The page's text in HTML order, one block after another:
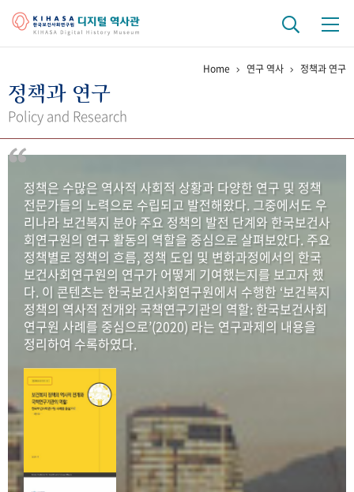
걸어온 길 기관 변천사
연구 역사
정책과 연구 키워드로 보는 연구 역사
연구자들
간행물 변천사
기록물 아카이브
사진 아카이브 문서 기록물 행정박물 영상 기록물
50+1주년 기념
성과 50선 숫자로 보는 50년
세계와 함께 한 KIHASA
VR 역사관
Home 연구 역사 정책과 연구
정책과 연구
Policy and Research
정책은 수많은 역사적 사회적 상황과 다양한 연구 및 정책
전문가들의 노력으로 수립되고 발전해왔다. 그중에서도 우
리나라 보건복지 분야 주요 정책의 발전 단계와 한국보건사
회연구원의 연구 활동의 역할을 중심으로 살펴보았다. 주요
정책별로 정책의 흐름, 정책 도입 및 변화과정에서의 한국
보건사회연구원의 연구가 어떻게 기여했는지를 보고자 했
다. 이 콘텐츠는 한국보건사회연구원에서 수행한 ‘보건복지
정책의 역사적 전개와 국책연구기관의 역할: 한국보건사회
연구원 사례를 중심으로’(2020) 라는 연구과제의 내용을
정리하여 수록하였다.